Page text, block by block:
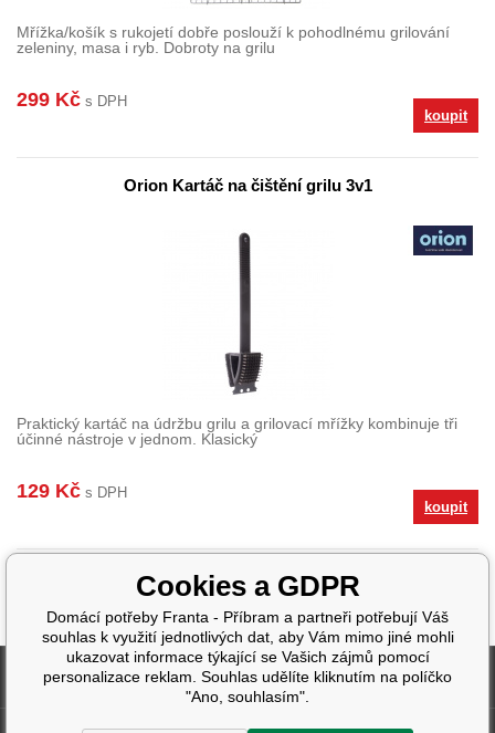
Mřížka/košík s rukojetí dobře poslouží k pohodlnému grilování
zeleniny, masa i ryb. Dobroty na grilu
299 Kč s DPH
koupit
Orion Kartáč na čištění grilu 3v1
Praktický kartáč na údržbu grilu a grilovací mřížky kombinuje tři
účinné nástroje v jednom. Klasický
129 Kč s DPH
koupit
Fakturační údaje
Cookies a GDPR
Domácí potřeby Franta - Příbram a partneři potřebují Váš
souhlas k využití jednotlivých dat, aby Vám mimo jiné mohli
ukazovat informace týkající se Vašich zájmů pomocí
personalizace reklam. Souhlas udělíte kliknutím na políčko
"Ano, souhlasím".